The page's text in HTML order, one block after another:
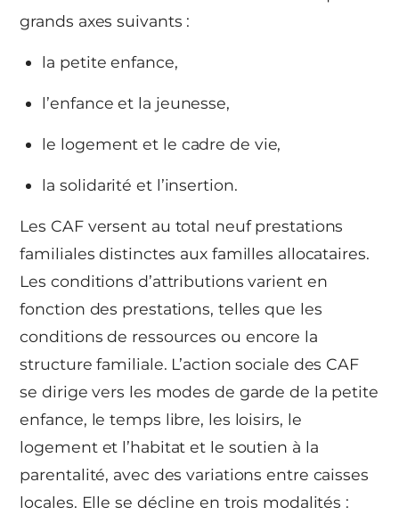
grands axes suivants :
la petite enfance,
l’enfance et la jeunesse,
le logement et le cadre de vie,
la solidarité et l’insertion.
Les CAF versent au total neuf prestations
familiales distinctes aux familles allocataires.
Les conditions d’attributions varient en
fonction des prestations, telles que les
conditions de ressources ou encore la
structure familiale. L’action sociale des CAF
se dirige vers les modes de garde de la petite
enfance, le temps libre, les loisirs, le
logement et l’habitat et le soutien à la
parentalité, avec des variations entre caisses
locales. Elle se décline en trois modalités :